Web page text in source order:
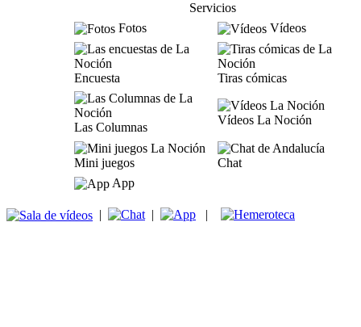
Servicios
Fotos
Vídeos
Encuesta Tiras cómicas
Las Columnas
Vídeos La Noción
Mini juegos
Chat
App
| | |